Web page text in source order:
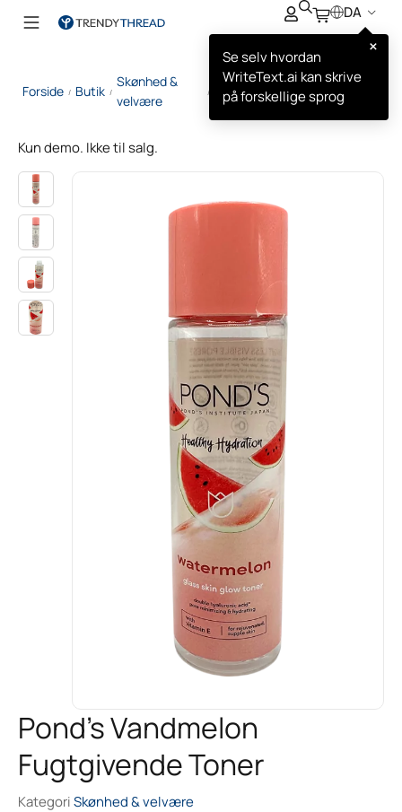
DA
×
Se selv hvordan
WriteText.ai kan skrive
på forskellige sprog
Forside / Butik /
Skønhed &
velvære
/
Pond’s Vandmelon
Fugtgivende Toner
Kun demo. Ikke til salg.
Pond’s Vandmelon
Fugtgivende Toner
KategoriSkønhed & velvære